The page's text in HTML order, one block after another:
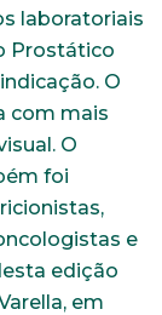
laboratoriais
Prostático
O
com mais
O
foi
e
edição
em
ética e
seus
abaixo e